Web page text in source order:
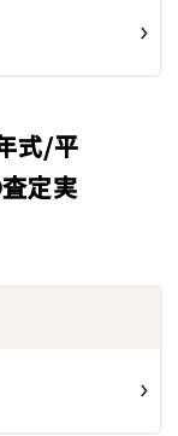
式/平
定実